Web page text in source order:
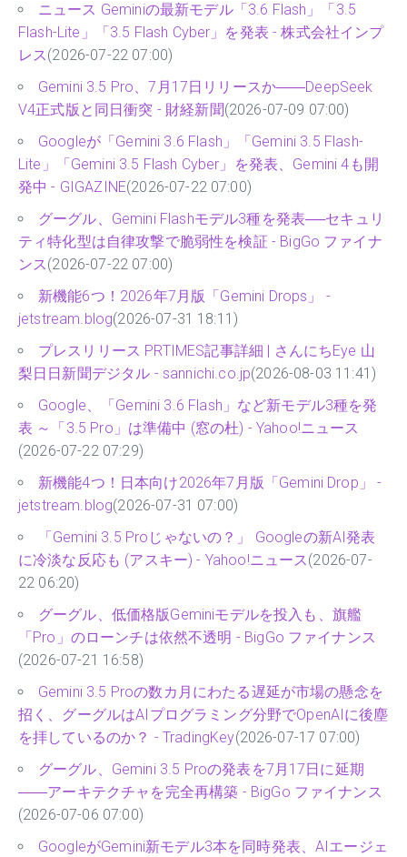
ニュース Geminiの最新モデル「3.6 Flash」「3.5
Flash-Lite」「3.5 Flash Cyber」を発表 - 株式会社インプ
レス(2026-07-22 07:00)
Gemini 3.5 Pro、7月17日リリースか――DeepSeek
V4正式版と同日衝突 - 財経新聞(2026-07-09 07:00)
Googleが「Gemini 3.6 Flash」「Gemini 3.5 Flash-
Lite」「Gemini 3.5 Flash Cyber」を発表、Gemini 4も開
発中 - GIGAZINE(2026-07-22 07:00)
グーグル、Gemini Flashモデル3種を発表──セキュリ
ティ特化型は自律攻撃で脆弱性を検証 - BigGo ファイナ
ンス(2026-07-22 07:00)
新機能6つ！2026年7月版「Gemini Drops」 -
jetstream.blog(2026-07-31 18:11)
プレスリリース PRTIMES記事詳細 | さんにちEye 山
梨日日新聞デジタル - sannichi.co.jp(2026-08-03 11:41)
Google、「Gemini 3.6 Flash」など新モデル3種を発
表 ～「3.5 Pro」は準備中 (窓の杜) - Yahoo!ニュース
(2026-07-22 07:29)
新機能4つ！日本向け2026年7月版「Gemini Drop」 -
jetstream.blog(2026-07-31 07:00)
「Gemini 3.5 Proじゃないの？」 Googleの新AI発表
に冷淡な反応も (アスキー) - Yahoo!ニュース(2026-07-
22 06:20)
グーグル、低価格版Geminiモデルを投入も、旗艦
「Pro」のローンチは依然不透明 - BigGo ファイナンス
(2026-07-21 16:58)
Gemini 3.5 Proの数カ月にわたる遅延が市場の懸念を
招く、グーグルはAIプログラミング分野でOpenAIに後塵
を拝しているのか？ - TradingKey(2026-07-17 07:00)
グーグル、Gemini 3.5 Proの発表を7月17日に延期
――アーキテクチャを完全再構築 - BigGo ファイナンス
(2026-07-06 07:00)
GoogleがGemini新モデル3本を同時発表、AIエージェ